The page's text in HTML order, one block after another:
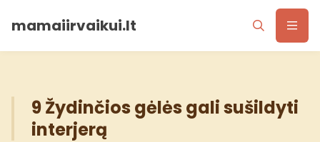
mamaiirvaikui.lt
9 Žydinčios gėlės gali sušildyti
interjerą